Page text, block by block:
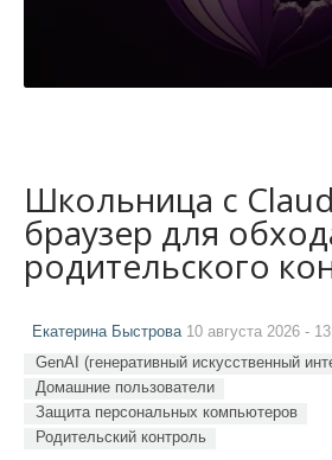
Школьница с
браузер для
родительского
Екатерина Быстрова 10 августа 2026 -
GenAI (генеративный искусственный
Домашние пользователи
Защита персональных компьютеров
Родительский контроль